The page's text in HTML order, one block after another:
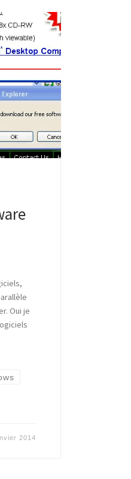
Oui je
2014